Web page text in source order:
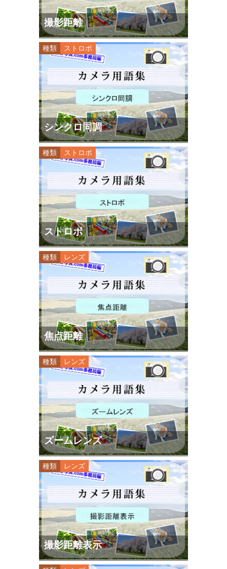
撮影距離
種類 ストロボ
シンクロ同調
種類 ストロボ
ストロボ
種類 レンズ
焦点距離
種類 レンズ
ズームレンズ
種類 レンズ
撮影距離表示